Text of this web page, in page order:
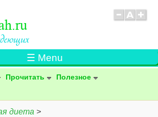
☰ Menu
Прочитать
Полезное
диета >